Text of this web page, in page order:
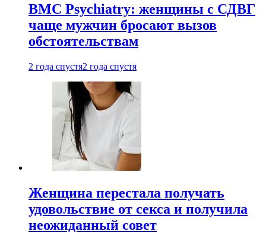
BMC Psychiatry: женщины с СДВГ
чаще мужчин бросают вызов
обстоятельствам
2 года спустя2 года спустя
Женщина перестала получать
удовольствие от секса и получила
неожиданный совет